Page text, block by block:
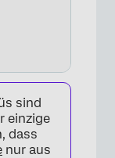
sind
einzige
dass
nur aus